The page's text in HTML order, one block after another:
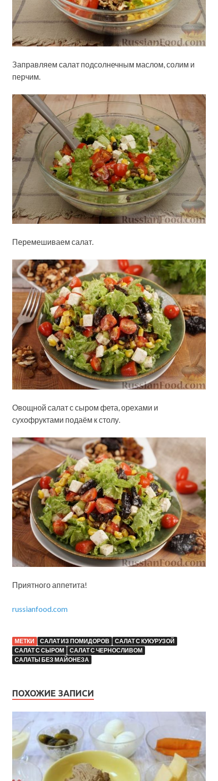
Заправляем салат подсолнечным маслом, солим и
перчим.
Перемешиваем салат.
Овощной салат с сыром фета, орехами и
сухофруктами подаём к столу.
Приятного аппетита!
russianfood.com
МЕТКИ САЛАТ ИЗ ПОМИДОРОВ
САЛАТ С КУКУРУЗОЙ
САЛАТ С СЫРОМ
САЛАТ С ЧЕРНОСЛИВОМ
САЛАТЫ БЕЗ МАЙОНЕЗА
ПОХОЖИЕ ЗАПИСИ